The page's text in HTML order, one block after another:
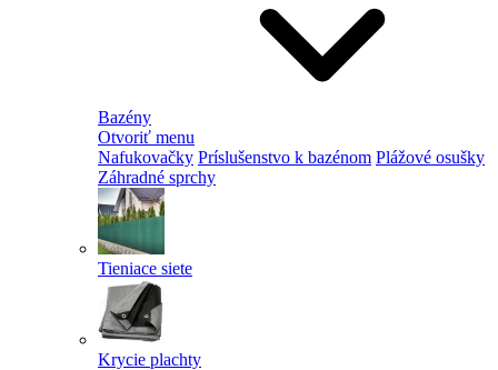
Bazény
Otvoriť menu
Nafukovačky Príslušenstvo k bazénom Plážové osušky
Záhradné sprchy
Tieniace siete
Krycie plachty